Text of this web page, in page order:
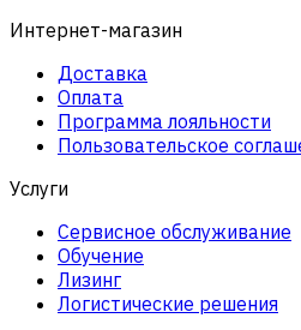
Интернет-магазин
Доставка
Оплата
Программа лояльности
Пользовательское
Услуги
Сервисное обслуживание
Обучение
Лизинг
Логистические решения